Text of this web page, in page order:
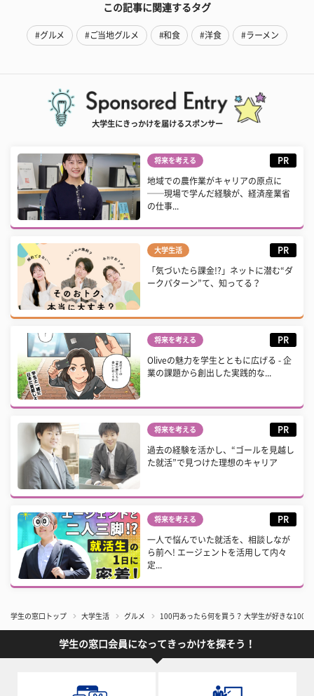
この記事に関連するタグ
#グルメ #ご当地グルメ #和食 #洋食 #ラーメン
大学生にきっかけを届けるスポンサー
将来を考える PR
地域での農作業がキャリアの原点に
──現場で学んだ経験が、経済産業省
の仕事...
大学生活 PR
「気づいたら課金!?」ネットに潜む“ダ
ークパターン”て、知ってる？
将来を考える PR
Oliveの魅力を学生とともに広げる - 企
業の課題から創出した実践的な...
将来を考える PR
過去の経験を活かし、“ゴールを見越し
た就活”で見つけた理想のキャリア
将来を考える PR
一人で悩んでいた就活を、相談しなが
ら前へ! エージェントを活用して内々
定...
学生の窓口トップ 大学生活 グルメ 100円あったら何を買う？ 大学生が好きな100
学生の窓口会員になってきっかけを探そう！